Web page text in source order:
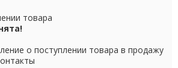
товара
о поступлении товара в продажу